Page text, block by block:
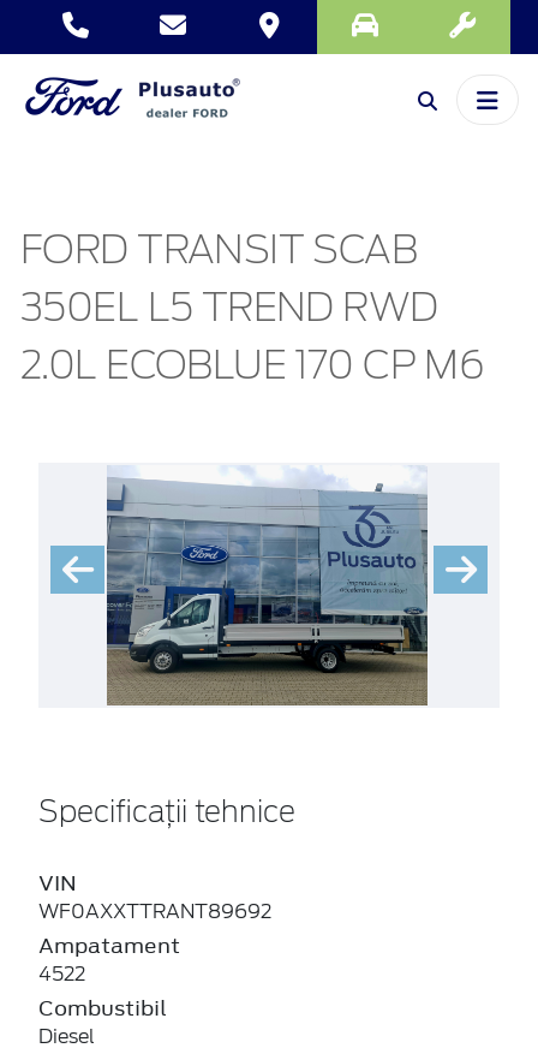
FORD TRANSIT SCAB
350EL L5 TREND RWD
2.0L ECOBLUE 170 CP M6
Specificații tehnice
VIN
WF0AXXTTRANT89692
Ampatament
4522
Combustibil
Diesel